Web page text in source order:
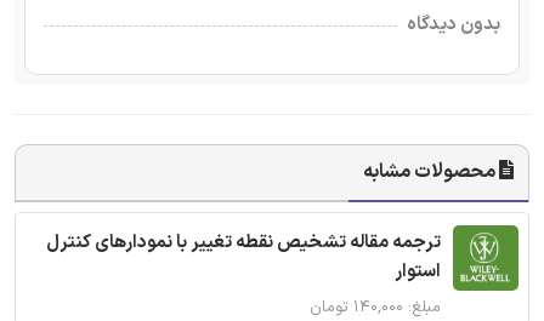
بدون دیدگاه
محصولات مشابه
ترجمه مقاله تشخیص نقطه تغییر با نمودارهای کنترل
استوار
مبلغ: ۱۴۰,۰۰۰ تومان